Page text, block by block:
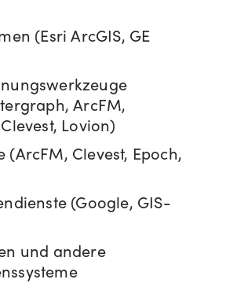
(Esri ArcGIS, GE
ArcFM,
Lovion)
(ArcFM, Clevest, Epoch,
(Google, GIS-
und andere